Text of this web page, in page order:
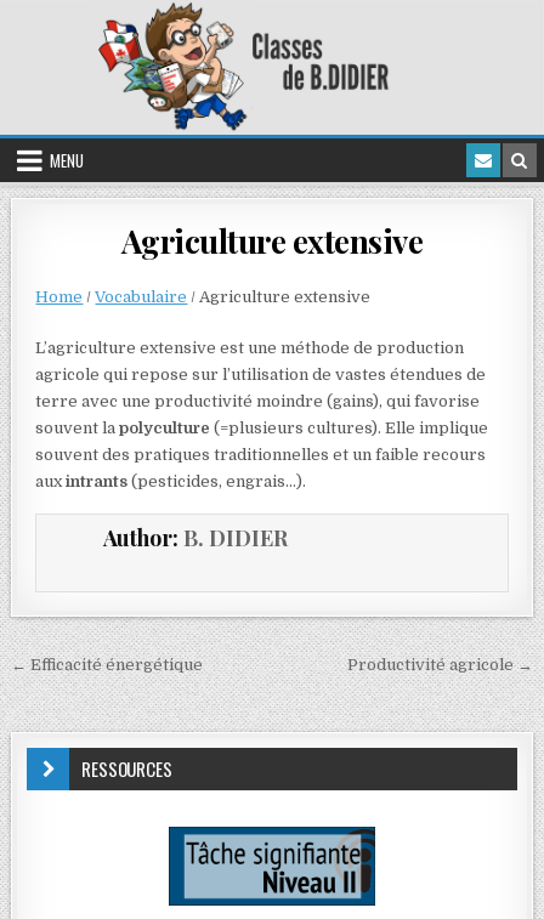
MENU
Agriculture extensive
Home /Vocabulaire / Agriculture extensive
L’agriculture extensive est une méthode de production
agricole qui repose sur l’utilisation de vastes étendues de
terre avec une productivité moindre (gains), qui favorise
souvent lapolyculture(=plusieurs cultures). Elle implique
souvent des pratiques traditionnelles et un faible recours
auxintrants (pesticides, engrais…).
Author: B. DIDIER
← Efficacité énergétique Productivité agricole →
RESSOURCES